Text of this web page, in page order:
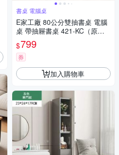
書桌 電腦桌
E家工廠 80公分雙抽書桌 電腦
桌 帶抽屜書桌 421-KC（原木
色）
$799
券
加入購物車